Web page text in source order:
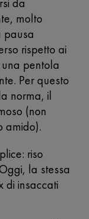
molto
pausa
rispetto ai
pentola
Per questo
norma, il
(non
amido).
riso
la stessa
di insaccati